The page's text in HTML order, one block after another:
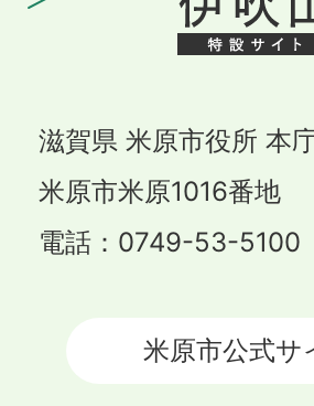
滋賀県 米原市役所 本
米原市米原1016番地
電話：0749-53-
米原市公式サ